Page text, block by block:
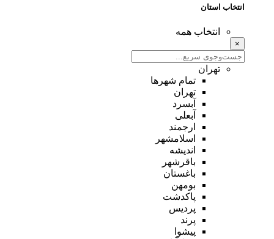
انتخاب استان
انتخاب همه
×
تهران
تمام شهر‌ها
تهران
آبسرد
آبعلی
ارجمند
اسلامشهر
اندیشه
باقرشهر
باغستان
بومهن
پاکدشت
پردیس
پرند
پیشوا